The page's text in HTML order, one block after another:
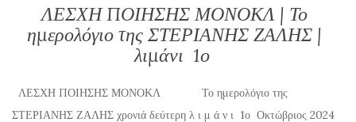
ΛΕΣΧΗ ΠΟΙΗΣΗΣ ΜΟΝΟΚΛ | Το
ημερολόγιο της ΣΤΕΡΙΑΝΗΣ ΖΑΛΗΣ |
λιμάνι 1ο
ΛΕΣΧΗ ΠΟΙΗΣΗΣ ΜΟΝΟΚΛ Το ημερολόγιο της
ΣΤΕΡΙΑΝΗΣ ΖΑΛΗΣ χρονιά δεύτερη λ ι μ ά ν ι 1ο Οκτώβριος 2024